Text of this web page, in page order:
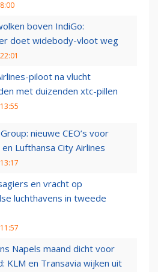
boven IndiGo:
doet widebody-vloot weg
piloot na vlucht
met duizenden xtc-pillen
nieuwe CEO’s voor
Lufthansa City Airlines
en vracht op
luchthavens in tweede
Napels maand dicht voor
KLM en Transavia wijken uit